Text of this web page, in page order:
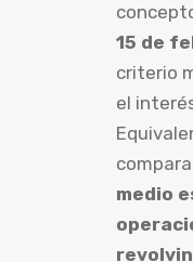
15 de
criterio
el
medio